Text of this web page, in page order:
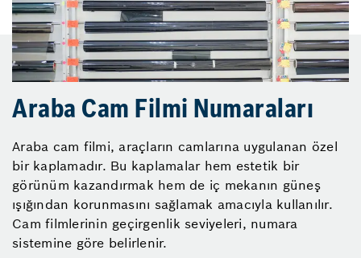
Araba Cam Filmi Numaraları
Araba cam filmi, araçların camlarına uygulanan özel
bir kaplamadır. Bu kaplamalar hem estetik bir
görünüm kazandırmak hem de iç mekanın güneş
ışığından korunmasını sağlamak amacıyla kullanılır.
Cam filmlerinin geçirgenlik seviyeleri, numara
sistemine göre belirlenir.